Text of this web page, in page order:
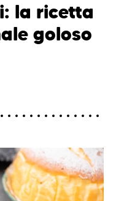
la ricetta
goloso